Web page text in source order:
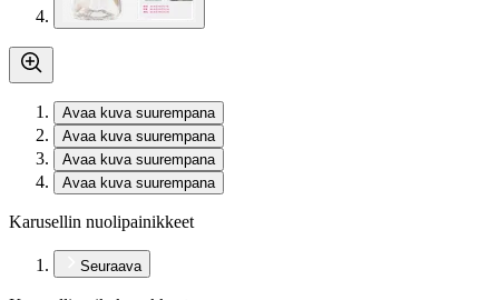
Avaa kuva suurempana
Avaa kuva suurempana
Avaa kuva suurempana
Avaa kuva suurempana
Karusellin nuolipainikkeet
Seuraava